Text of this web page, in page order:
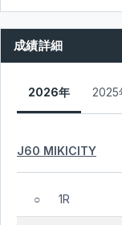
成績詳細
2026年 2025
J60 MIKICITY
○ 1R